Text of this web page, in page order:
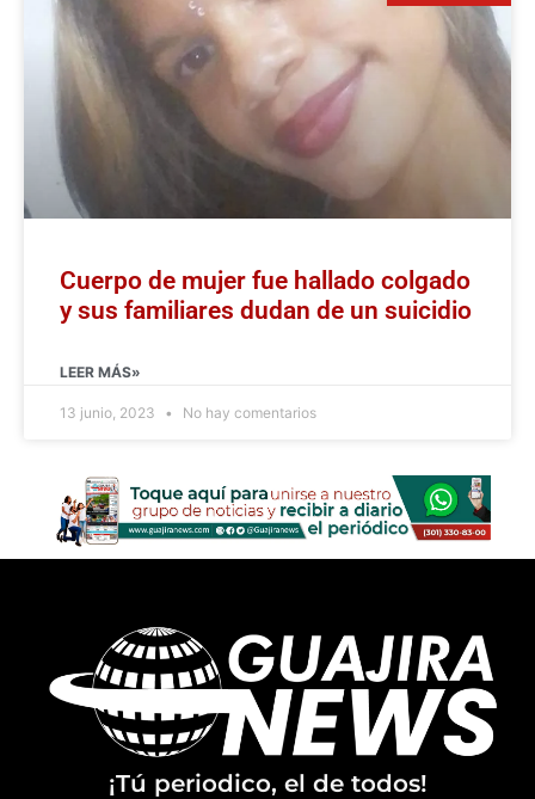
Cuerpo de mujer fue hallado colgado
y sus familiares dudan de un suicidio
LEER MÁS»
13 junio, 2023 No hay comentarios
¡Tú periodico, el de todos!